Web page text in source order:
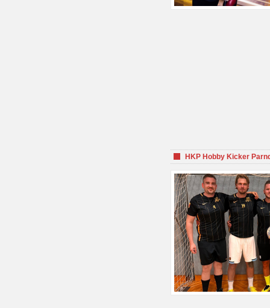
HKP Hobby Kicker